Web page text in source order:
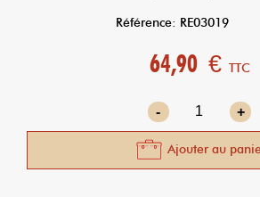
Référence: RE03019
64,90 € TTC
- +
Ajouter au